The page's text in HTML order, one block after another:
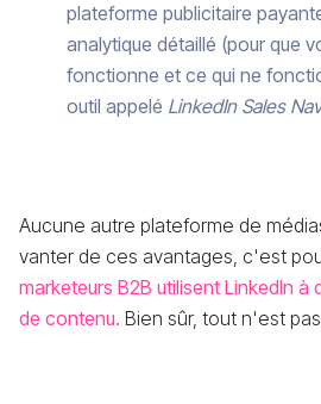
plateforme publicitaire
analytique détaillé (pour que
fonctionne et ce qui ne
outil appelé LinkedIn Sales
Aucune autre plateforme de
vanter de ces avantages, c'est
marketeurs B2B utilisent LinkedIn à
de contenu. Bien sûr, tout n'est